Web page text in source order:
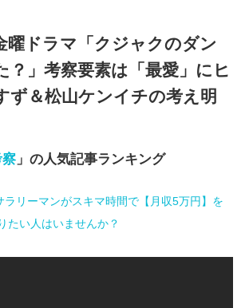
曜ドラマ「クジャクのダン
？」考察要素は「最愛」にヒ
ず＆松山ケンイチの考え明
」の人気記事ランキング
ラリーマンがスキマ時間で【月収5万円】を
たい人はいませんか？